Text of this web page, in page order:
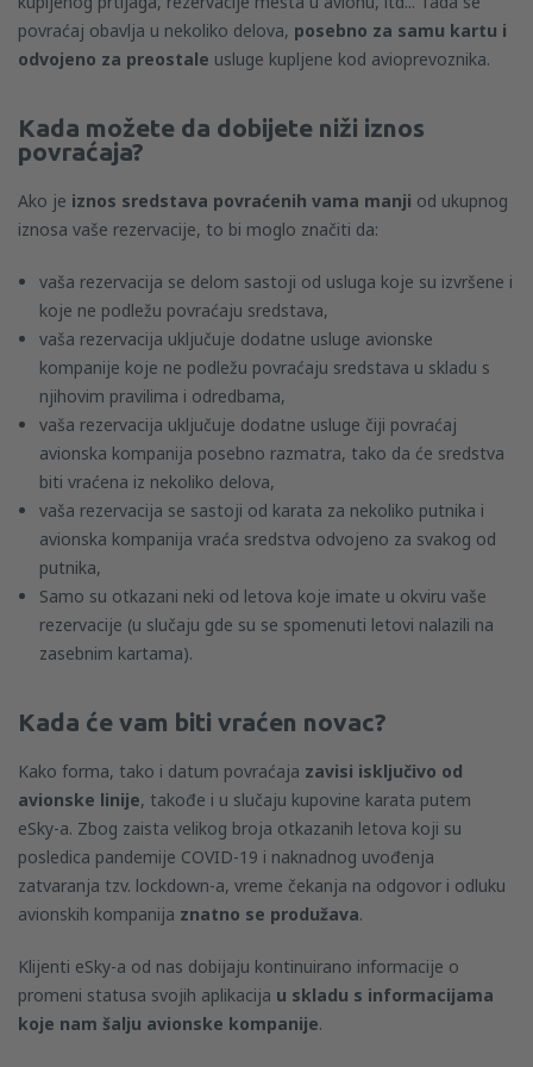
povraćaj obavlja u nekoliko delova, posebno za samu kartu i
odvojeno za preostale usluge kupljene kod avioprevoznika.
Kada možete da dobijete niži iznos
povraćaja?
Ako je iznos sredstava povraćenih vama manji od ukupnog
iznosa vaše rezervacije, to bi moglo značiti da:
vaša rezervacija se delom sastoji od usluga koje su izvršene i
koje ne podležu povraćaju sredstava,
vaša rezervacija uključuje dodatne usluge avionske
kompanije koje ne podležu povraćaju sredstava u skladu s
njihovim pravilima i odredbama,
vaša rezervacija uključuje dodatne usluge čiji povraćaj
avionska kompanija posebno razmatra, tako da će sredstva
biti vraćena iz nekoliko delova,
vaša rezervacija se sastoji od karata za nekoliko putnika i
avionska kompanija vraća sredstva odvojeno za svakog od
putnika,
Samo su otkazani neki od letova koje imate u okviru vaše
rezervacije (u slučaju gde su se spomenuti letovi nalazili na
zasebnim kartama).
Kada će vam biti vraćen novac?
Kako forma, tako i datum povraćaja zavisi isključivo od
avionske linije, takođe i u slučaju kupovine karata putem
eSky-a. Zbog zaista velikog broja otkazanih letova koji su
posledica pandemije COVID-19 i naknadnog uvođenja
zatvaranja tzv. lockdown-a, vreme čekanja na odgovor i odluku
avionskih kompanija znatno se produžava.
Klijenti eSky-a od nas dobijaju kontinuirano informacije o
promeni statusa svojih aplikacija u skladu s informacijama
koje nam šalju avionske kompanije.